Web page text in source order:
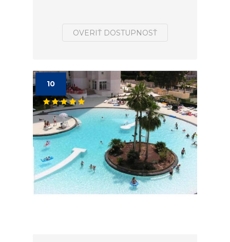
OVERIŤ DOSTUPNOSŤ
10